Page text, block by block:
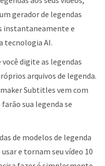
um gerador de legendas
instantaneamente e
tecnologia AI.
digite as legendas
arquivos de legenda.
Subtitles vem com
sua legenda se
de modelos de legenda
e tornam seu vídeo 10